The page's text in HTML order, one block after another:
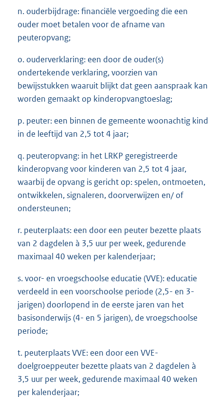
n. ouderbijdrage: financiële vergoeding die een
ouder moet betalen voor de afname van
peuteropvang;
o. ouderverklaring: een door de ouder(s)
ondertekende verklaring, voorzien van
bewijsstukken waaruit blijkt dat geen aanspraak kan
worden gemaakt op kinderopvangtoeslag;
p. peuter: een binnen de gemeente woonachtig kind
in de leeftijd van 2,5 tot 4 jaar;
q. peuteropvang: in het LRKP geregistreerde
kinderopvang voor kinderen van 2,5 tot 4 jaar,
waarbij de opvang is gericht op: spelen, ontmoeten,
ontwikkelen, signaleren, doorverwijzen en/ of
ondersteunen;
r. peuterplaats: een door een peuter bezette plaats
van 2 dagdelen à 3,5 uur per week, gedurende
maximaal 40 weken per kalenderjaar;
s. voor- en vroegschoolse educatie (VVE): educatie
verdeeld in een voorschoolse periode (2,5- en 3-
jarigen) doorlopend in de eerste jaren van het
basisonderwijs (4- en 5 jarigen), de vroegschoolse
periode;
t. peuterplaats VVE: een door een VVE-
doelgroeppeuter bezette plaats van 2 dagdelen à
3,5 uur per week, gedurende maximaal 40 weken
per kalenderjaar;